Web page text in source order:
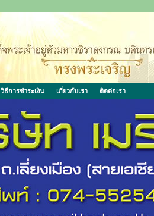
วิธีการชำระเงิน เกี่ยวกับเรา ติดต่อเรา